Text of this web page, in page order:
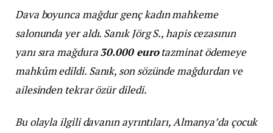
Dava boyunca mağdur genç kadın mahkeme
salonunda yer aldı. Sanık Jörg S., hapis cezasının
yanı sıra mağdura30.000 eurotazminat ödemeye
mahkûm edildi. Sanık, son sözünde mağdurdan ve
ailesinden tekrar özür diledi.
Bu olayla ilgili davanın ayrıntıları, Almanya’da çocuk